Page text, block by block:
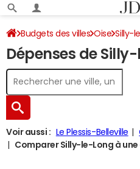
Budgets des villes Oise Silly-
Dépenses de
Voir aussi : Le Plessis-Belleville
Comparer Silly-le-Long à une